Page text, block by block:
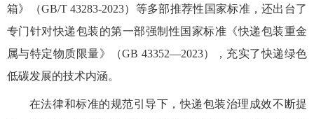
箱》（GB/T 43283-2023）等多部推荐性国家标准，还出台了
专门针对快递包装的第一部强制性国家标准《快递包装重金
属与特定物质限量》（GB 43352—2023），充实了快递绿色
低碳发展的技术内涵。
在法律和标准的规范引导下，快递包装治理成效不断提